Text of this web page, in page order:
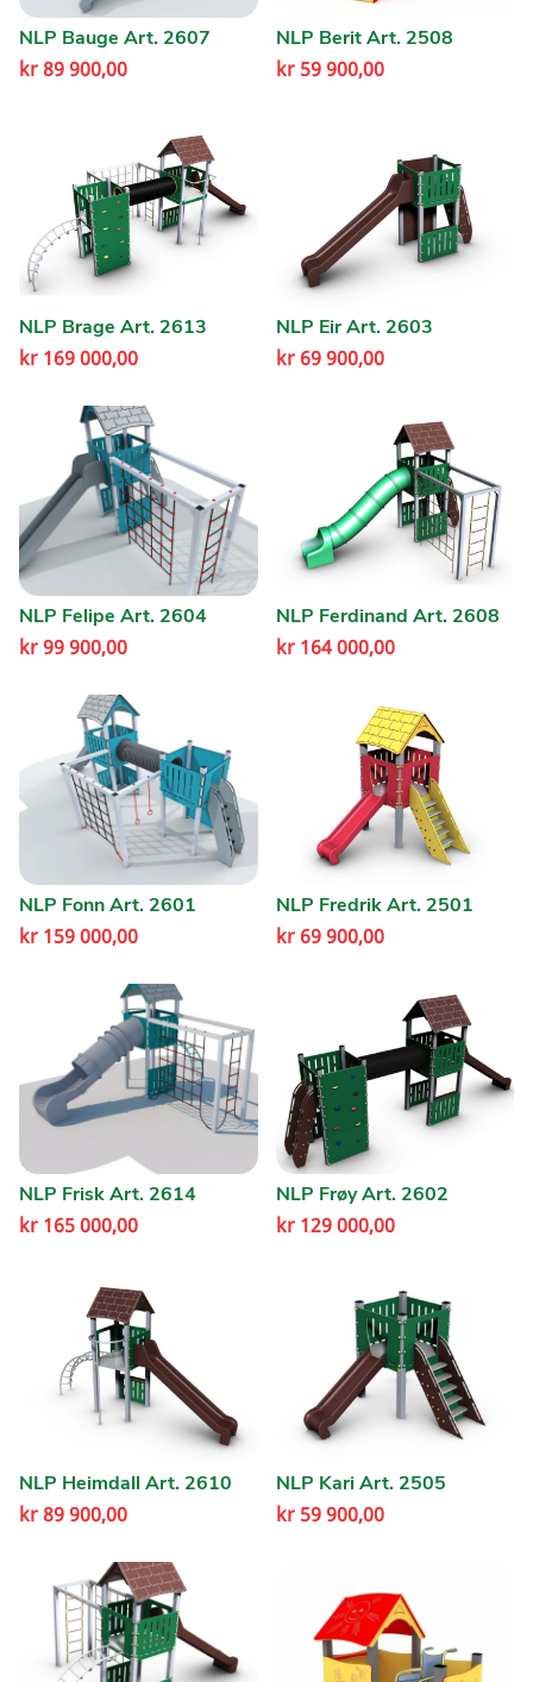
NLP Bauge Art. 2607
kr89 900,00
NLP Berit Art. 2508
kr59 900,00
NLP Brage Art. 2613
kr 169 000,00
NLP Eir Art. 2603
kr69 900,00
NLP Felipe Art. 2604
kr99 900,00
NLP Ferdinand Art. 2608
kr164 000,00
NLP Fonn Art. 2601
kr 159 000,00
NLP Fredrik Art. 2501
kr69 900,00
NLP Frisk Art. 2614
kr 165 000,00
NLP Frøy Art. 2602
kr129 000,00
NLP Heimdall Art. 2610
kr89 900,00
NLP Kari Art. 2505
kr59 900,00